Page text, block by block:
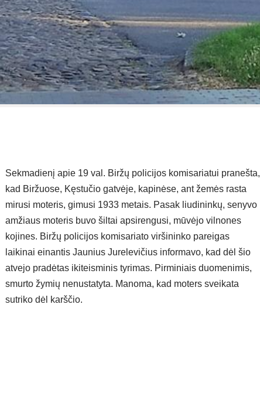
Sekmadienį apie 19 val. Biržų policijos komisariatui pranešta,
kad Biržuose, Kęstučio gatvėje, kapinėse, ant žemės rasta
mirusi moteris, gimusi 1933 metais. Pasak liudininkų, senyvo
amžiaus moteris buvo šiltai apsirengusi, mūvėjo vilnones
kojines. Biržų policijos komisariato viršininko pareigas
laikinai einantis Jaunius Jurelevičius informavo, kad dėl šio
atvejo pradėtas ikiteisminis tyrimas. Pirminiais duomenimis,
smurto žymių nenustatyta. Manoma, kad moters sveikata
sutriko dėl karščio.